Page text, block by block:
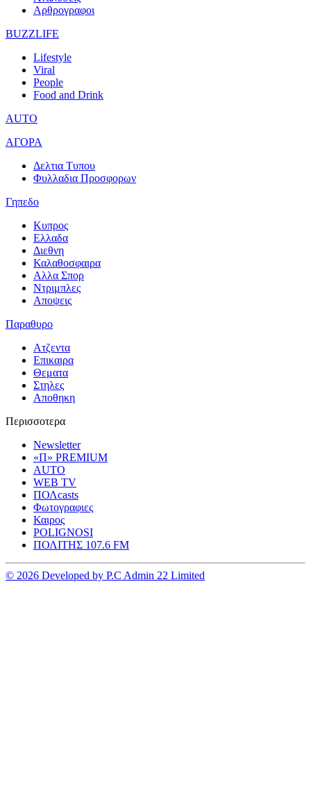
Αρθρογραφοι
BUZZLIFE
Lifestyle
Viral
People
Food and Drink
AUTO
ΑΓΟΡΑ
Δελτια Τυπου
Φυλλαδια Προσφορων
Γηπεδο
Κυπρος
Ελλαδα
Διεθνη
Καλαθοσφαιρα
Αλλα Σπορ
Ντριμπλες
Αποψεις
Παραθυρο
Ατζεντα
Επικαιρα
Θεματα
Στηλες
Αποθηκη
Περισσοτερα
Newsletter
«Π» PREMIUM
AUTO
WEB TV
ΠΟΛcasts
Φωτογραφιες
Καιρος
POLIGNOSI
ΠΟΛΙΤΗΣ 107.6 FM
© 2026 Developed by P.C Admin 22 Limited